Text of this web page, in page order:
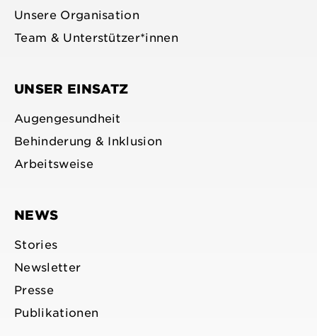
Unsere Organisation
Team & Unterstützer*innen
UNSER EINSATZ
Augengesundheit
Behinderung & Inklusion
Arbeitsweise
NEWS
Stories
Newsletter
Presse
Publikationen